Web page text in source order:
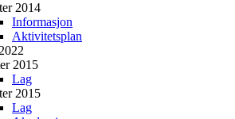
2014
Informasjon
Aktivitetsplan
2015
Lag
2015
Lag